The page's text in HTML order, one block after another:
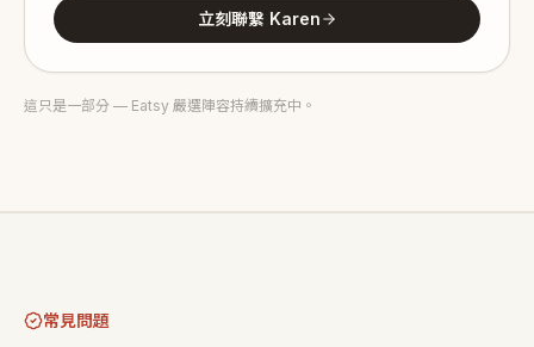
立刻聯繫 Karen
這只是一部分 — Eatsy 嚴選陣容持續擴充中。
常見問題